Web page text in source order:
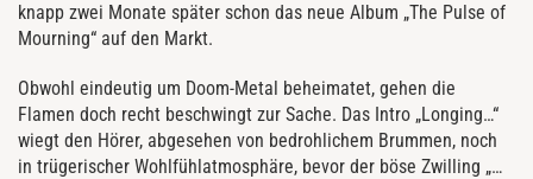
knapp zwei Monate später schon das neue Album „The Pulse of
Mourning“ auf den Markt.
Obwohl eindeutig um Doom-Metal beheimatet, gehen die
Flamen doch recht beschwingt zur Sache. Das Intro „Longing…“
wiegt den Hörer, abgesehen von bedrohlichem Brummen, noch
in trügerischer Wohlfühlatmosphäre, bevor der böse Zwilling „…